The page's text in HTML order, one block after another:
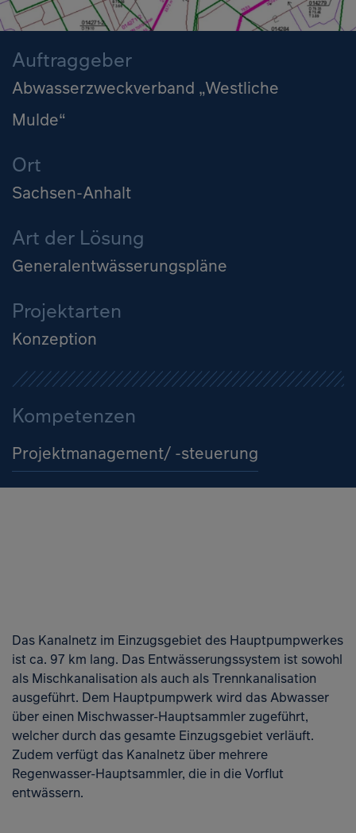
Auftraggeber
Abwasserzweckverband „Westliche
Mulde“
Ort
Sachsen-Anhalt
Art der Lösung
Generalentwässerungspläne
Projektarten
Konzeption
Kompetenzen
Projektmanagement/ -steuerung
Das Kanalnetz im Einzugsgebiet des Hauptpumpwerkes
ist ca. 97 km lang. Das Entwässerungssystem ist sowohl
als Mischkanalisation als auch als Trennkanalisation
ausgeführt. Dem Hauptpumpwerk wird das Abwasser
über einen Mischwasser-Hauptsammler zugeführt,
welcher durch das gesamte Einzugsgebiet verläuft.
Zudem verfügt das Kanalnetz über mehrere
Regenwasser-Hauptsammler, die in die Vorflut
entwässern.